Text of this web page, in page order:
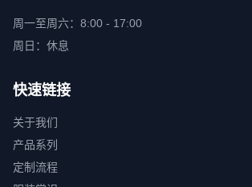
周一至周六：8:00 - 17:00
周日：休息
快速链接
关于我们
产品系列
定制流程